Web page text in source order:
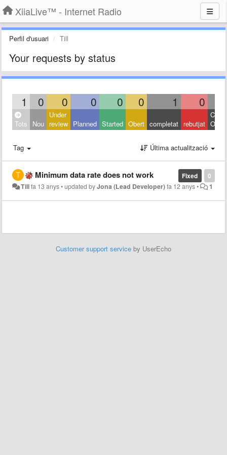
XiiaLive™ - Internet Radio
Perfil d'usuari Till
Your requests by status
1 0 0 0 0 0 1 0
Tots Nou
Under
review Planned Started Obert completat rebutjat Other
Tag Última actualització
0
Fixed
Minimum data rate does not work
Tillfa 13 anys•updated byJona (Lead Developer)fa 12 anys• 1
Customer support service by UserEcho